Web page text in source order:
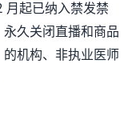
月起已纳入禁发禁
久关闭直播和商品
机构、非执业医师